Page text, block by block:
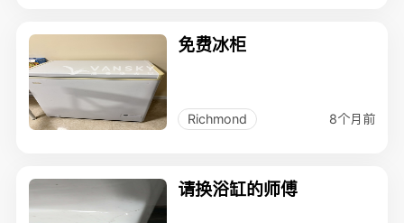
免费冰柜
Richmond 8个月前
请换浴缸的师傅